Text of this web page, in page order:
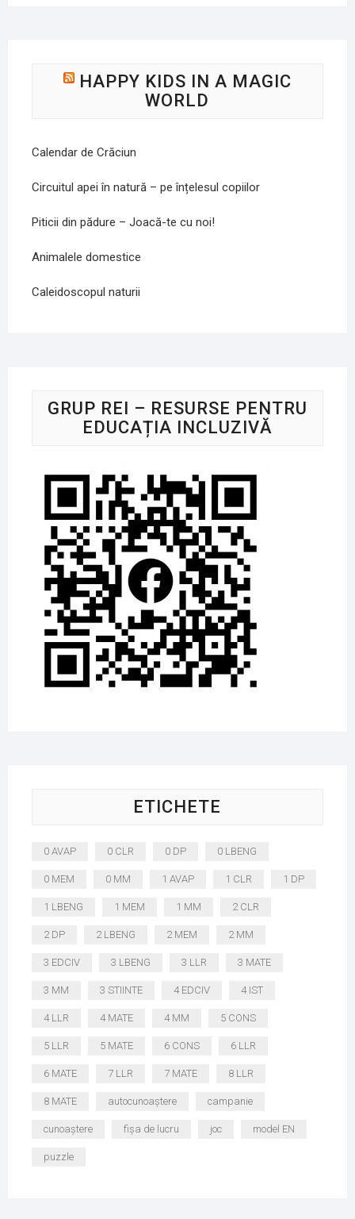
HAPPY KIDS IN A MAGIC
WORLD
Calendar de Crăciun
Circuitul apei în natură – pe înțelesul copiilor
Piticii din pădure – Joacă-te cu noi!
Animalele domestice
Caleidoscopul naturii
GRUP REI – RESURSE PENTRU
EDUCAȚIA INCLUZIVĂ
ETICHETE
0 AVAP 0 CLR 0 DP 0 LBENG
0 MEM 0 MM 1 AVAP 1 CLR 1 DP
1 LBENG 1 MEM 1 MM 2 CLR
2 DP 2 LBENG 2 MEM 2 MM
3 EDCIV 3 LBENG 3 LLR 3 MATE
3 MM 3 STIINTE 4 EDCIV 4 IST
4 LLR 4 MATE 4 MM 5 CONS
5 LLR 5 MATE 6 CONS 6 LLR
6 MATE 7 LLR 7 MATE 8 LLR
8 MATE autocunoaștere campanie
cunoaștere fișa de lucru joc model EN
puzzle